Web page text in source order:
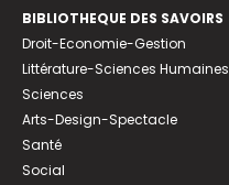
BIBLIOTHEQUE DES SAVOIRS
Droit-Economie-Gestion
Littérature-Sciences Humaines
Sciences
Arts-Design-Spectacle
Santé
Social